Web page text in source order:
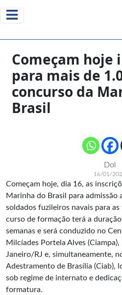
Começam hoje
para mais de
concurso da
Brasil
Dol
16/01/
Começam hoje, dia 16, as
Marinha do Brasil para admissão
soldados fuzileiros navais para
curso de formação terá a
semanas e será conduzido no
Milcíades Portela Alves
Janeiro/RJ e, simultaneamente,
Adestramento de Brasília (Ciab),
sob regime de internato e
formatura.